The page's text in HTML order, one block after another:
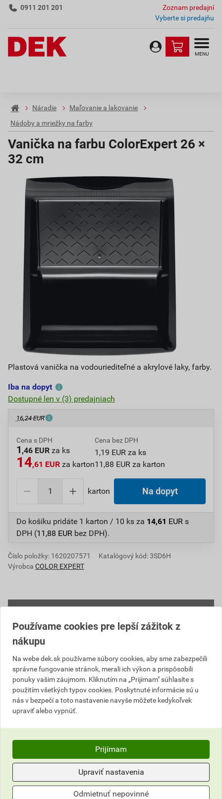
0911 201 201
Zoznam predajní
Vyberte si predajňu
MENU
Náradie
Maľovanie a lakovanie
Nádoby a mriežky na farby
Vanička na farbu ColorExpert 26 ×
32 cm
Plastová vanička na vodouriediteľné a akrylové laky, farby.
Iba na dopyt
Dostupné len v (3) predajniach
16,24 EUR
Cena s DPH
1 ,46 EUR za ks
14,61 EUR za karton
Cena bez DPH
1,19 EUR za ks
11,88 EUR za karton
karton Na dopyt
Do košíku pridáte 1 karton / 10 ks za 14,61 EUR s
DPH (11,88 EUR bez DPH).
Číslo položky: 1620207571
Katalógový kód: 3SD6H
Výrobca COLOR EXPERT
Informácie o cene
Aktuálna predajná cena po zľave 10% z cenníkovej
ceny
11,88 EUR
bez DPH za karton
14,61 EUR
s DPH za karton
Najnižšia predajná cena v období 30 dní pred
poskytnutím zľavy
Aktuálna predajná porovnávacia cena po zľave 10% z
1,19 EUR
1,46 EUR
Používame cookies pre lepší zážitok z
nákupu
Na webe dek.sk používame súbory cookies, aby sme zabezpečili
správne fungovanie stránok, merali ich výkon a prispôsobili
ponuky vašim záujmom. Kliknutím na „Prijímam" súhlasíte s
použitím všetkých typov cookies. Poskytnuté informácie sú u
nás v bezpečí a toto nastavenie navyše môžete kedykoľvek
upraviť alebo vypnúť.
Prijímam
Upraviť nastavenia
Odmietnuť nepovinné